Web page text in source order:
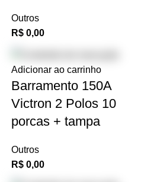
Outros
R$ 0,00
Adicionar ao carrinho
Barramento 150A
Victron 2 Polos 10
porcas + tampa
Outros
R$ 0,00